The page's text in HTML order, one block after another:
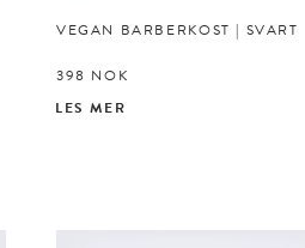
VEGAN BARBERKOST | SVART
398 NOK
LES MER